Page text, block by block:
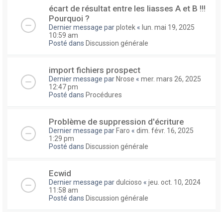
écart de résultat entre les liasses A et B !!!
Pourquoi ?
Dernier message parplotek « lun. mai 19, 2025
10:59 am
Posté dans Discussion générale
import fichiers prospect
Dernier message par Nrose « mer. mars 26, 2025
12:47 pm
Posté dans Procédures
Problème de suppression d'écriture
Dernier message par Faro « dim. févr. 16, 2025
1:29 pm
Posté dans Discussion générale
Ecwid
Dernier message pardulcioso « jeu. oct. 10, 2024
11:58 am
Posté dans Discussion générale